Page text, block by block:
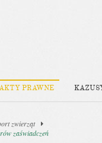
PRAWNE
zwierząt
zaświadczeń